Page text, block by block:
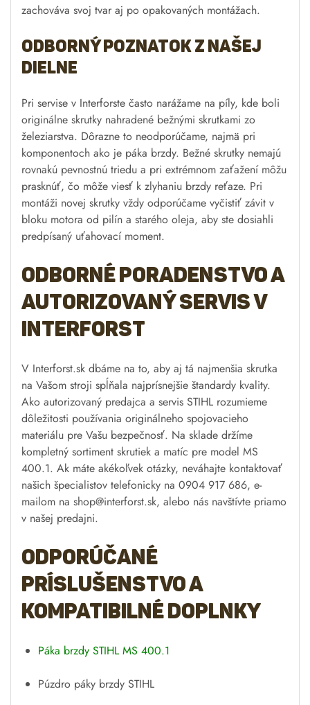
zachováva svoj tvar aj po opakovaných montážach.
Odborný poznatok z našej
dielne
Pri servise v Interforste často narážame na píly, kde boli
originálne skrutky nahradené bežnými skrutkami zo
železiarstva. Dôrazne to neodporúčame, najmä pri
komponentoch ako je páka brzdy. Bežné skrutky nemajú
rovnakú pevnostnú triedu a pri extrémnom zaťažení môžu
prasknúť, čo môže viesť k zlyhaniu brzdy reťaze. Pri
montáži novej skrutky vždy odporúčame vyčistiť závit v
bloku motora od pilín a starého oleja, aby ste dosiahli
predpísaný uťahovací moment.
Odborné poradenstvo a
autorizovaný servis v
Interforst
V Interforst.sk dbáme na to, aby aj tá najmenšia skrutka
na Vašom stroji spĺňala najprísnejšie štandardy kvality.
Ako autorizovaný predajca a servis STIHL rozumieme
dôležitosti používania originálneho spojovacieho
materiálu pre Vašu bezpečnosť. Na sklade držíme
kompletný sortiment skrutiek a matíc pre model MS
400.1. Ak máte akékoľvek otázky, neváhajte kontaktovať
našich špecialistov telefonicky na 0904 917 686, e-
mailom na shop@interforst.sk, alebo nás navštívte priamo
v našej predajni.
Odporúčané
príslušenstvo a
kompatibilné doplnky
Páka brzdy STIHL MS 400.1
Púzdro páky brzdy STIHL